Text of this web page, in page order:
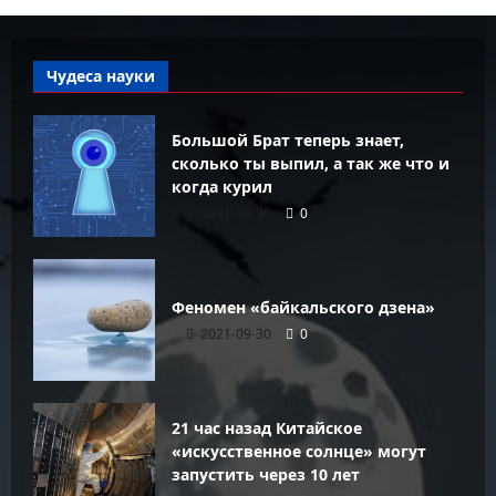
Чудеса науки
Большой Брат теперь знает,
сколько ты выпил, а так же что и
когда курил
2021-09-30 0
Феномен «байкальского дзена»
2021-09-30 0
21 час назад Китайское
«искусственное солнце» могут
запустить через 10 лет